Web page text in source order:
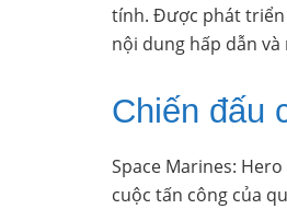
tính. Được phát triển
nội dung hấp dẫn
Chiến đấu
Space Marines:
cuộc tấn công của